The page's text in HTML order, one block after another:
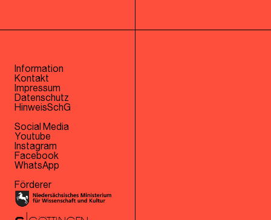
Information
Kontakt
Impressum
Datenschutz
HinweisSchG
Social Media
Youtube
Instagram
Facebook
WhatsApp
Förderer